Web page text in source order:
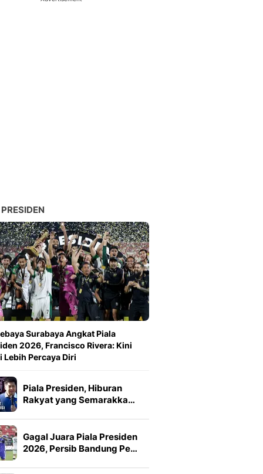
Surabaya Angkat Piala
2026, Francisco Rivera: Kini
Lebih Percaya Diri
Piala Presiden, Hiburan
Rakyat yang Semarakka…
Gagal Juara Piala Presiden
2026, Persib Bandung Pe…